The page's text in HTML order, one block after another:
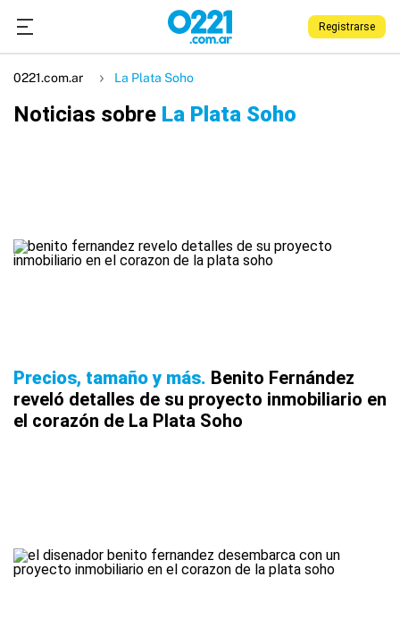
Registrarse
0221.com.ar La Plata Soho
Noticias sobre La Plata Soho
Precios, tamaño y más Benito Fernández
reveló detalles de su proyecto inmobiliario en
el corazón de La Plata Soho